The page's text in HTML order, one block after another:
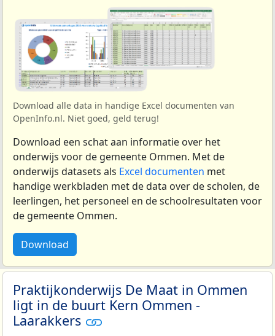
Download alle data in handige Excel documenten van
OpenInfo.nl. Niet goed, geld terug!
Download een schat aan informatie over het
onderwijs voor de gemeente Ommen. Met de
onderwijs datasets als Excel documenten met
handige werkbladen met de data over de scholen, de
leerlingen, het personeel en de schoolresultaten voor
de gemeente Ommen.
Download
Praktijkonderwijs De Maat in Ommen
ligt in de buurt Kern Ommen -
Laarakkers